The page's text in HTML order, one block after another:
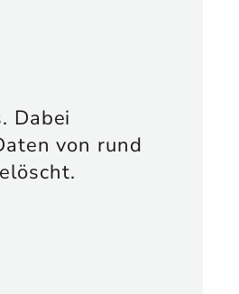
Dabei
von rund